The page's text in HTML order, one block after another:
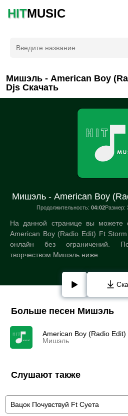
HITMUSIC
Мишэль - American Boy
Djs Скачать
Мишэль - American Boy
Продолжительность: 04:02Размер:
На данной странице вы можете
American Boy (Radio Edit) Ft
онлайн без ограничений.
творчеством Мишэль ниже.
Больше песен Мишэль
American Boy (Radio
Мишэль
Слушают также
Вацок Почувствуй Ft Суета